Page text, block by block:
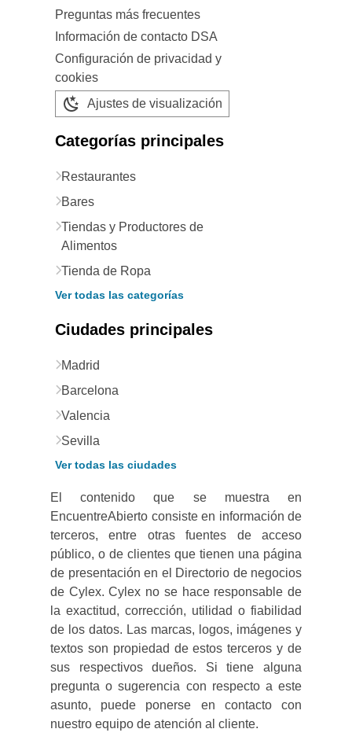
Preguntas más frecuentes
Información de contacto DSA
Configuración de privacidad y
cookies
Ajustes de visualización
Categorías principales
Restaurantes
Bares
Tiendas y Productores de
Alimentos
Tienda de Ropa
Ver todas las categorías
Ciudades principales
Madrid
Barcelona
Valencia
Sevilla
Ver todas las ciudades
El contenido que se muestra en
EncuentreAbierto consiste en información de
terceros, entre otras fuentes de acceso
público, o de clientes que tienen una página
de presentación en el Directorio de negocios
de Cylex. Cylex no se hace responsable de
la exactitud, corrección, utilidad o fiabilidad
de los datos. Las marcas, logos, imágenes y
textos son propiedad de estos terceros y de
sus respectivos dueños. Si tiene alguna
pregunta o sugerencia con respecto a este
asunto, puede ponerse en contacto con
nuestro equipo de atención al cliente.